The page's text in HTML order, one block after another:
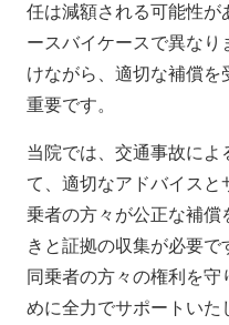
任は減額される可能性が
ースバイケースで異なり
けながら、適切な補償
重要です。
当院では、交通事故によ
て、適切なアドバイスと
乗者の方々が公正な補
きと証拠の収集が必要で
同乗者の方々の権利を守
めに全力でサポートいた